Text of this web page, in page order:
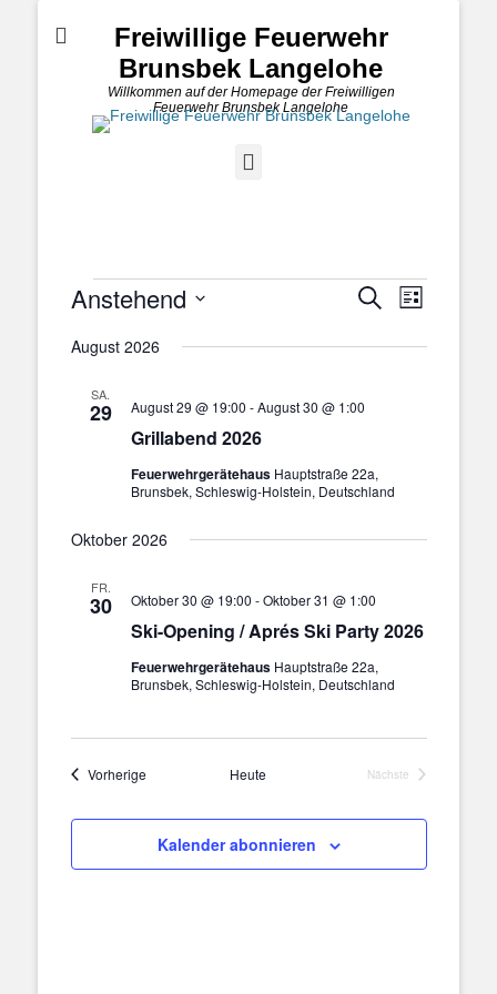
Freiwillige Feuerwehr
Brunsbek Langelohe
Willkommen auf der Homepage der Freiwilligen
Feuerwehr Brunsbek Langelohe
Veranstaltungen
und
Navigation
Suche
Liste
Anstehend
wählen.
August 2026
SA.
29
Grillabend 2026
August 29 @ 19:00 -August 30 @ 1:00
Feuerwehrgerätehaus Hauptstraße 22a,
Brunsbek, Schleswig-Holstein, Deutschland
Oktober 2026
FR.
30
Ski-Opening / Aprés Ski Party 2026
Oktober 30 @ 19:00 -Oktober 31 @ 1:00
Feuerwehrgerätehaus Hauptstraße 22a,
Brunsbek, Schleswig-Holstein, Deutschland
VorherigeVeranstaltungenHeute
Nächste
Kalender abonnieren